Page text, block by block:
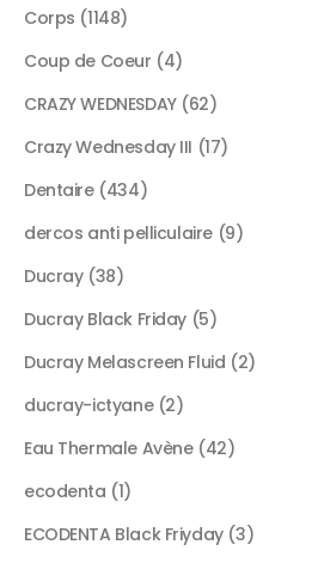
Corps 1148
Coup de Coeur 4
CRAZY WEDNESDAY 62
Crazy Wednesday III 17
Dentaire 434
dercos anti pelliculaire 9
Ducray 38
Ducray Black Friday 5
Ducray Melascreen Fluid 2
ducray-ictyane 2
Eau Thermale Avène 42
ecodenta 1
ECODENTA Black Friyday 3